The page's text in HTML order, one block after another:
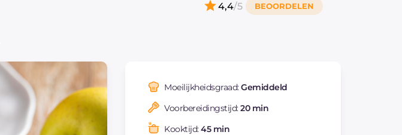
4,4/5
Moeilijkheidsgraad:Gemiddeld
Voorbereidingstijd:20 min
Kooktijd:45 min